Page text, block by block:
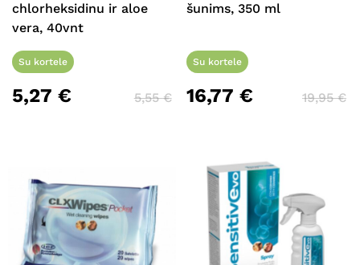
Eiti Į Parduotuvę
chlorheksidinu ir aloe
vera, 40vnt
Su kortele
5,27 € 5,55€
šunims, 350 ml
Su kortele
16,77€ 19,95€